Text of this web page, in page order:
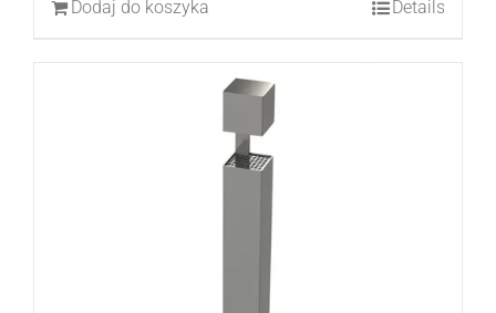
Dodaj do koszyka Details